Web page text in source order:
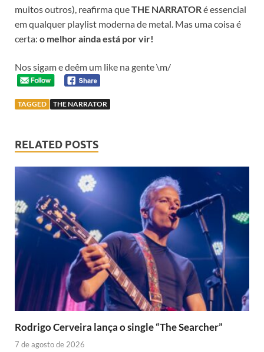
muitos outros), reafirma queTHE NARRATORé essencial
em qualquer playlist moderna de metal. Mas uma coisa é
certa: o melhor ainda está por vir!
Nos sigam e deêm um like na gente \m/
TAGGED THE NARRATOR
RELATED POSTS
Rodrigo Cerveira lança o single “The Searcher”
7 de agosto de 2026